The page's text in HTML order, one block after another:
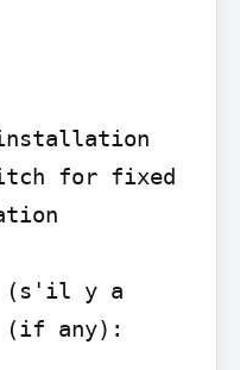
for fixed
(s'il y a
(if any):